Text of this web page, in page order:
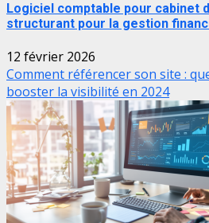
Logiciel comptable pour cabinet
structurant pour la gestion
12 février 2026
Comment référencer son site :
booster la visibilité en 2024